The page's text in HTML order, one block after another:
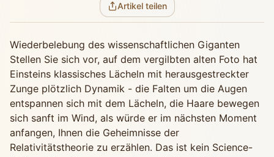
Artikel teilen
Wiederbelebung des wissenschaftlichen Giganten
Stellen Sie sich vor, auf dem vergilbten alten Foto hat
Einsteins klassisches Lächeln mit herausgestreckter
Zunge plötzlich Dynamik - die Falten um die Augen
entspannen sich mit dem Lächeln, die Haare bewegen
sich sanft im Wind, als würde er im nächsten Moment
anfangen, Ihnen die Geheimnisse der
Relativitätstheorie zu erzählen. Das ist kein Science-